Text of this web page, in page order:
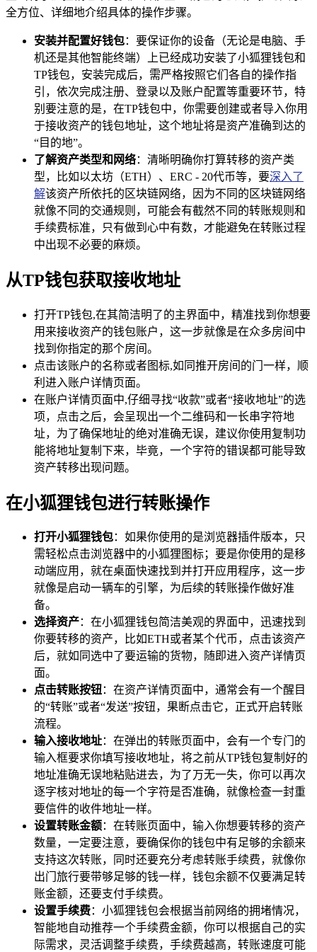
全方位、详细地介绍具体的操作步骤。
安装并配置好钱包：要保证你的设备（无论是电脑、手
机还是其他智能终端）上已经成功安装了小狐狸钱包和
TP钱包，安装完成后，需严格按照它们各自的操作指
引，依次完成注册、登录以及账户配置等重要环节，特
别要注意的是，在TP钱包中，你需要创建或者导入你用
于接收资产的钱包地址，这个地址将是资产准确到达的
“目的地”。
了解资产类型和网络：清晰明确你打算转移的资产类
型，比如以太坊（ETH）、ERC - 20代币等，要深入了
解该资产所依托的区块链网络，因为不同的区块链网络
就像不同的交通规则，可能会有截然不同的转账规则和
手续费标准，只有做到心中有数，才能避免在转账过程
中出现不必要的麻烦。
从TP钱包获取接收地址
打开TP钱包,在其简洁明了的主界面中，精准找到你想要
用来接收资产的钱包账户，这一步就像是在众多房间中
找到你指定的那个房间。
点击该账户的名称或者图标,如同推开房间的门一样，顺
利进入账户详情页面。
在账户详情页面中,仔细寻找“收款”或者“接收地址”的选
项，点击之后，会呈现出一个二维码和一长串字符地
址，为了确保地址的绝对准确无误，建议你使用复制功
能将地址复制下来，毕竟，一个字符的错误都可能导致
资产转移出现问题。
在小狐狸钱包进行转账操作
打开小狐狸钱包：如果你使用的是浏览器插件版本，只
需轻松点击浏览器中的小狐狸图标；要是你使用的是移
动端应用，就在桌面快速找到并打开应用程序，这一步
就像是启动一辆车的引擎，为后续的转账操作做好准
备。
选择资产：在小狐狸钱包简洁美观的界面中，迅速找到
你要转移的资产，比如ETH或者某个代币，点击该资产
后，就如同选中了要运输的货物，随即进入资产详情页
面。
点击转账按钮：在资产详情页面中，通常会有一个醒目
的“转账”或者“发送”按钮，果断点击它，正式开启转账
流程。
输入接收地址：在弹出的转账页面中，会有一个专门的
输入框要求你填写接收地址，将之前从TP钱包复制好的
地址准确无误地粘贴进去，为了万无一失，你可以再次
逐字核对地址的每一个字符是否准确，就像检查一封重
要信件的收件地址一样。
设置转账金额：在转账页面中，输入你想要转移的资产
数量，一定要注意，要确保你的钱包中有足够的余额来
支持这次转账，同时还要充分考虑转账手续费，就像你
出门旅行要带够足够的钱一样，钱包余额不仅要满足转
账金额，还要支付手续费。
设置手续费：小狐狸钱包会根据当前网络的拥堵情况，
智能地自动推荐一个手续费金额，你可以根据自己的实
际需求，灵活调整手续费，手续费越高，转账速度可能